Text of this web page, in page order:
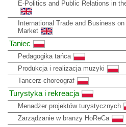
E-Politics and Public Relations in
International Trade and Business
Market
Taniec
Pedagogika tańca
Produkcja i realizacja muzyki
Tancerz-choreograf
Turystyka i rekreacja
Menadżer projektów turystycznych
Zarządzanie w branży HoReCa